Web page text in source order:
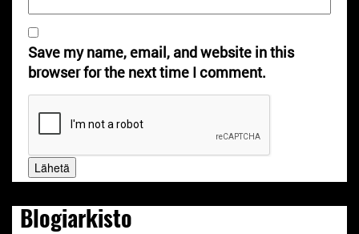
Save my name, email, and website in this
browser for the next time I comment.
Blogiarkisto